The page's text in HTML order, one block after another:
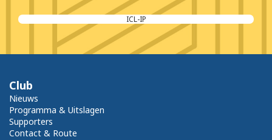
Kaspermann
Club
Nieuws
Programma & Uitslagen
Supporters
Contact & Route